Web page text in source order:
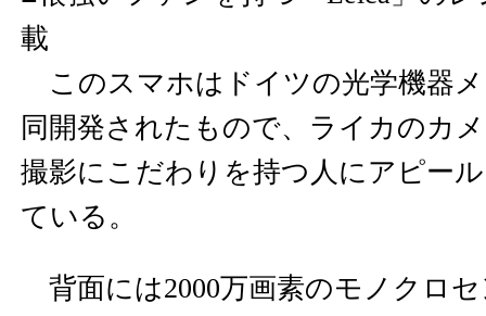
載
このスマホはドイツの光学機器メ
同開発されたもので、ライカのカ
撮影にこだわりを持つ人にアピー
ている。
背面には2000万画素のモノクロ